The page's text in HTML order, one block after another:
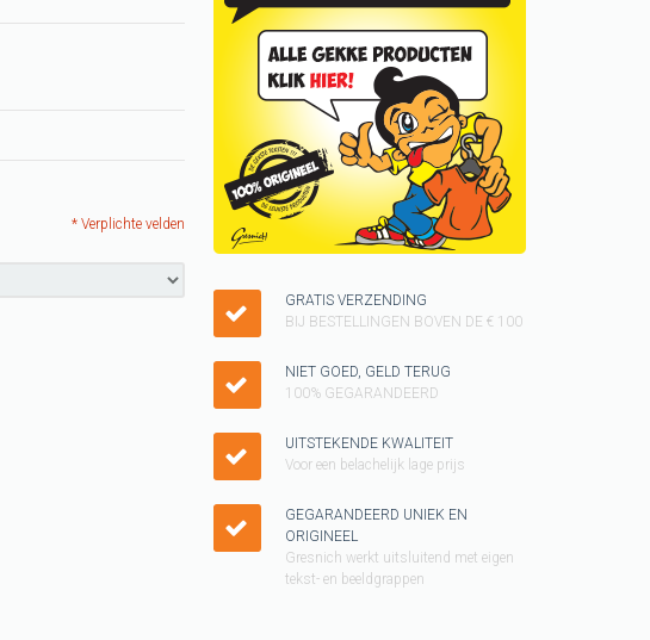
Verjaardagscadeau
BARBECUE SCHORT
Keukenschorten
SINTERKLAAS cadeau
ideeen
KUSSENTJES
Kado voor kinderen
Vader shirt
WK T-shirt
Tegeltjes
Grappig T-shirt
GAY pride SHIRT
* Verplichte velden
GRATIS VERZENDING
BIJ BESTELLINGEN BOVEN DE € 100
NIET GOED, GELD TERUG
100% GEGARANDEERD
UITSTEKENDE KWALITEIT
Voor een belachelijk lage prijs
GEGARANDEERD UNIEK EN
ORIGINEEL
Gresnich werkt uitsluitend met eigen
tekst- en beeldgrappen